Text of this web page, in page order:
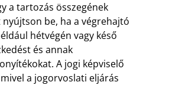
a tartozás összegének
be, ha a végrehajtó
hétvégén vagy késő
és annak
A jogi képviselő
a jogorvoslati eljárás